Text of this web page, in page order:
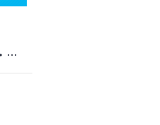
クラブ事務局・ファンクラブ・オンラインショップ 年末年始期間の対応について